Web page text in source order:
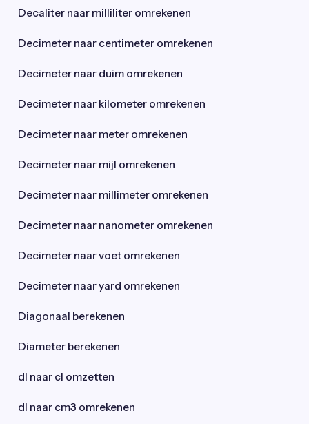
Decaliter naar milliliter omrekenen
Decimeter naar centimeter omrekenen
Decimeter naar duim omrekenen
Decimeter naar kilometer omrekenen
Decimeter naar meter omrekenen
Decimeter naar mijl omrekenen
Decimeter naar millimeter omrekenen
Decimeter naar nanometer omrekenen
Decimeter naar voet omrekenen
Decimeter naar yard omrekenen
Diagonaal berekenen
Diameter berekenen
dl naar cl omzetten
dl naar cm3 omrekenen